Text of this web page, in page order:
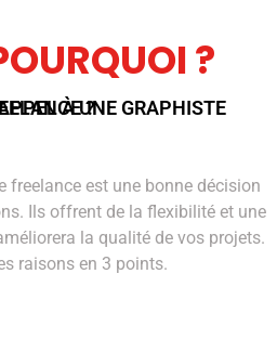
?
APPEL À UNE GRAPHISTE FREELANCE ?
freelance est une bonne décision
Ils offrent de la flexibilité et une
la qualité de vos projets.
raisons en 3 points.